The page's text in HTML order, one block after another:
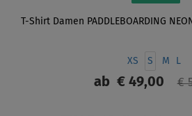
T-Shirt Damen PADDLEBOARDING
XS S M L
ab€ 49,00 €